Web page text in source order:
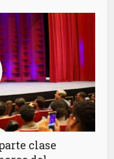
clase